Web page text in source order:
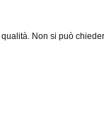
Non si può